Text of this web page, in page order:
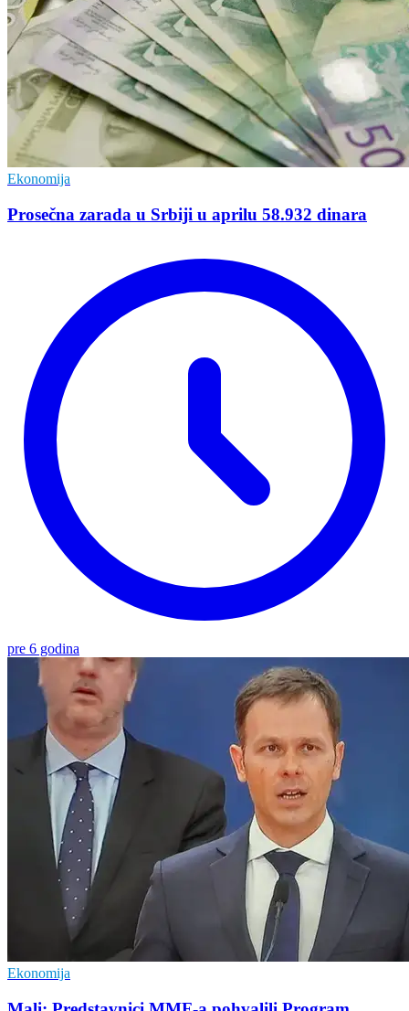
Ekonomija
Prosečna zarada u Srbiji u aprilu 58.932 dinara
pre 6 godina
Ekonomija